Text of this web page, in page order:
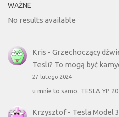
WAŻNE
No results available
Kris - Grzechoczący
Tesli? To mogą być
27 lutego 2024
u mnie to samo. TESLA YP
Krzysztof- Tesla Model